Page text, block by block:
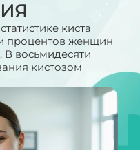
киста
процентов женщин
В восьмидесяти
кистозом